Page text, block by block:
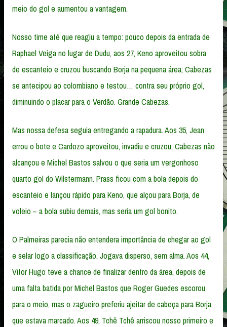
meio do gol e aumentou a vantagem.
Nosso time até que reagiu a tempo: pouco depois da entrada de
Raphael Veiga no lugar de Dudu, aos 27, Keno aproveitou sobra
de escanteio e cruzou buscando Borja na pequena área; Cabezas
se antecipou ao colombiano e testou… contra seu próprio gol,
diminuindo o placar para o Verdão. Grande Cabezas.
Mas nossa defesa seguia entregando a rapadura. Aos 35, Jean
errou o bote e Cardozo aproveitou, invadiu e cruzou; Cabezas não
alcançou e Michel Bastos salvou o que seria um vergonhoso
quarto gol do Wilstermann. Prass ficou com a bola depois do
escanteio e lançou rápido para Keno, que alçou para Borja, de
voleio – a bola subiu demais, mas seria um gol bonito.
O Palmeiras parecia não entendera importância de chegar ao gol
e selar logo a classificação. Jogava disperso, sem alma. Aos 44,
Vitor Hugo teve a chance de finalizar dentro da área, depois de
uma falta batida por Michel Bastos que Roger Guedes escorou
para o meio, mas o zagueiro preferiu ajeitar de cabeça para Borja,
que estava marcado. Aos 49, Tchê Tchê arriscou nosso primeiro e